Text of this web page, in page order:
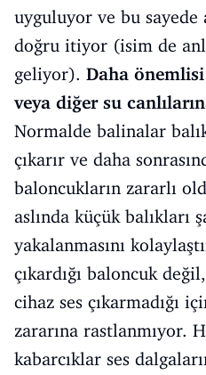
uyguluyor ve bu sayede
doğru itiyor (isim de
geliyor). Daha
veya diğer su
Normalde balinalar
çıkarır ve daha
baloncukların zararlı
aslında küçük balıkları
yakalanmasını
çıkardığı baloncuk
cihaz ses çıkarmadığı
zararına rastlanmıyor.
kabarcıklar ses